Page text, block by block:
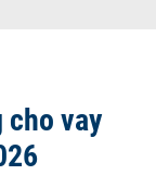
cho vay